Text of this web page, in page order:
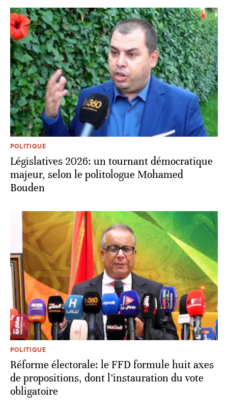
POLITIQUE
Législatives 2026: un tournant démocratique
majeur, selon le politologue Mohamed
Bouden
POLITIQUE
Réforme électorale: le FFD formule huit axes
de propositions, dont l’instauration du vote
obligatoire